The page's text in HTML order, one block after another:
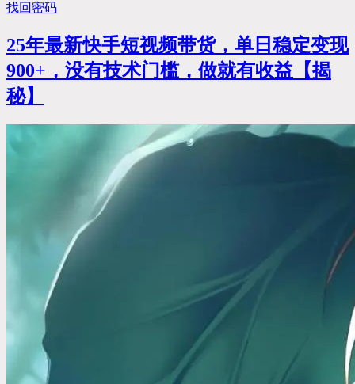
找回密码
25年最新快手短视频带货，单日稳定变现
900+，没有技术门槛，做就有收益【揭
秘】